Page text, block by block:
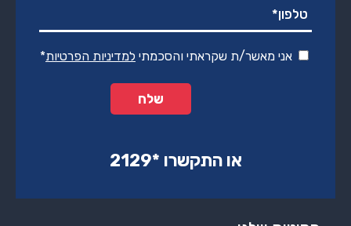
אני מאשר/ת שקראתי והסכמתי למדיניות הפרטיות*
או התקשרו ‏*2129‏